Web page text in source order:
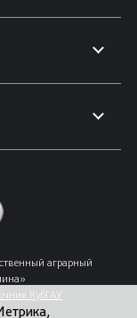
аграрный
КубГАУ